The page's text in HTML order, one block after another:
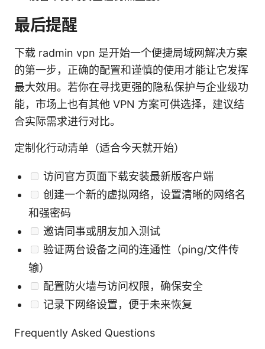
最后提醒
下载 radmin vpn 是开始一个便捷局域网解决方案
的第一步，正确的配置和谨慎的使用才能让它发挥
最大效用。若你在寻找更强的隐私保护与企业级功
能，市场上也有其他 VPN 方案可供选择，建议结
合实际需求进行对比。
定制化行动清单（适合今天就开始）
访问官方页面下载安装最新版客户端
创建一个新的虚拟网络，设置清晰的网络名
和强密码
邀请同事或朋友加入测试
验证两台设备之间的连通性（ping/文件传
输）
配置防火墙与访问权限，确保安全
记录下网络设置，便于未来恢复
Frequently Asked Questions